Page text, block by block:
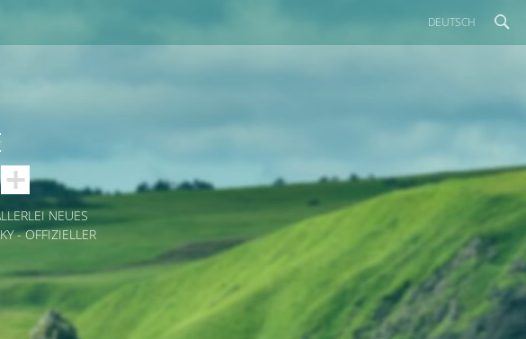
DEUTSCH
NEUES
- OFFIZIELLER